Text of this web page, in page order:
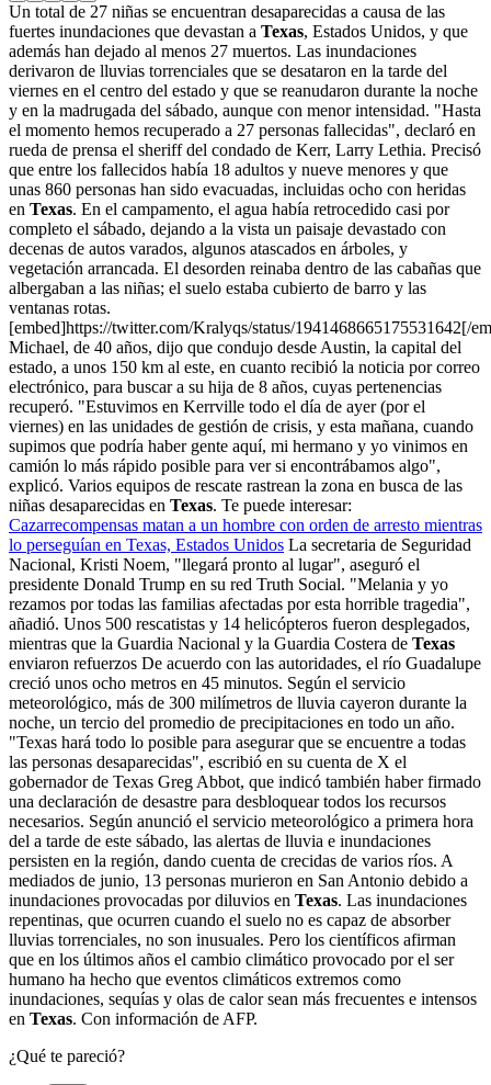
Un total de 27 niñas se encuentran desaparecidas a causa de las
fuertes inundaciones que devastan a Texas, Estados Unidos, y que
además han dejado al menos 27 muertos. Las inundaciones
derivaron de lluvias torrenciales que se desataron en la tarde del
viernes en el centro del estado y que se reanudaron durante la noche
y en la madrugada del sábado, aunque con menor intensidad. "Hasta
el momento hemos recuperado a 27 personas fallecidas", declaró en
rueda de prensa el sheriff del condado de Kerr, Larry Lethia. Precisó
que entre los fallecidos había 18 adultos y nueve menores y que
unas 860 personas han sido evacuadas, incluidas ocho con heridas
en Texas. En el campamento, el agua había retrocedido casi por
completo el sábado, dejando a la vista un paisaje devastado con
decenas de autos varados, algunos atascados en árboles, y
vegetación arrancada. El desorden reinaba dentro de las cabañas que
albergaban a las niñas; el suelo estaba cubierto de barro y las
ventanas rotas.
[embed]https://twitter.com/Kralyqs/status/1941468665175531642[/
Michael, de 40 años, dijo que condujo desde Austin, la capital del
estado, a unos 150 km al este, en cuanto recibió la noticia por correo
electrónico, para buscar a su hija de 8 años, cuyas pertenencias
recuperó. "Estuvimos en Kerrville todo el día de ayer (por el
viernes) en las unidades de gestión de crisis, y esta mañana, cuando
supimos que podría haber gente aquí, mi hermano y yo vinimos en
camión lo más rápido posible para ver si encontrábamos algo",
explicó. Varios equipos de rescate rastrean la zona en busca de las
niñas desaparecidas en Texas. Te puede interesar:
Cazarrecompensas matan a un hombre con orden de arresto mientras
lo perseguían en Texas, Estados Unidos La secretaria de Seguridad
Nacional, Kristi Noem, "llegará pronto al lugar", aseguró el
presidente Donald Trump en su red Truth Social. "Melania y yo
rezamos por todas las familias afectadas por esta horrible tragedia",
añadió. Unos 500 rescatistas y 14 helicópteros fueron desplegados,
mientras que la Guardia Nacional y la Guardia Costera de Texas
enviaron refuerzos De acuerdo con las autoridades, el río Guadalupe
creció unos ocho metros en 45 minutos. Según el servicio
meteorológico, más de 300 milímetros de lluvia cayeron durante la
noche, un tercio del promedio de precipitaciones en todo un año.
"Texas hará todo lo posible para asegurar que se encuentre a todas
las personas desaparecidas", escribió en su cuenta de X el
gobernador de Texas Greg Abbot, que indicó también haber firmado
una declaración de desastre para desbloquear todos los recursos
necesarios. Según anunció el servicio meteorológico a primera hora
del a tarde de este sábado, las alertas de lluvia e inundaciones
persisten en la región, dando cuenta de crecidas de varios ríos. A
mediados de junio, 13 personas murieron en San Antonio debido a
inundaciones provocadas por diluvios en Texas. Las inundaciones
repentinas, que ocurren cuando el suelo no es capaz de absorber
lluvias torrenciales, no son inusuales. Pero los científicos afirman
que en los últimos años el cambio climático provocado por el ser
humano ha hecho que eventos climáticos extremos como
inundaciones, sequías y olas de calor sean más frecuentes e intensos
en Texas. Con información de AFP.
¿Qué te pareció?